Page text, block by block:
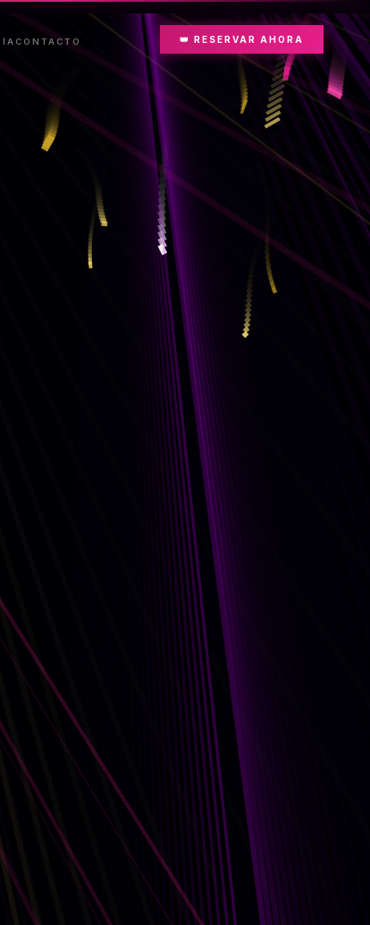
CONTACTO 👑 RESERVAR AHORA